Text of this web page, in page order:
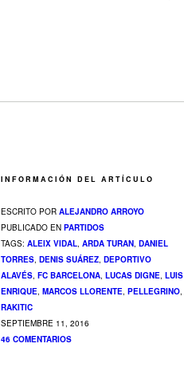
INFORMACIÓN DEL ARTÍCULO
ESCRITO POR ALEJANDRO ARROYO
PUBLICADO EN PARTIDOS
TAGS: ALEIX VIDAL, ARDA TURAN, DANIEL
TORRES, DENIS SUÁREZ, DEPORTIVO
ALAVÉS, FC BARCELONA, LUCAS DIGNE, LUIS
ENRIQUE, MARCOS LLORENTE, PELLEGRINO,
RAKITIC
SEPTIEMBRE 11, 2016
46 COMENTARIOS